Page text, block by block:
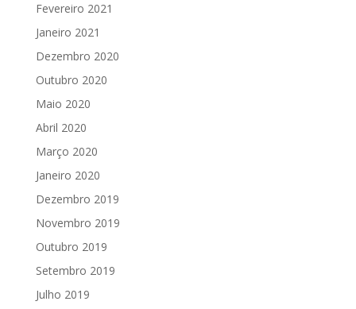
Fevereiro 2021
Janeiro 2021
Dezembro 2020
Outubro 2020
Maio 2020
Abril 2020
Março 2020
Janeiro 2020
Dezembro 2019
Novembro 2019
Outubro 2019
Setembro 2019
Julho 2019